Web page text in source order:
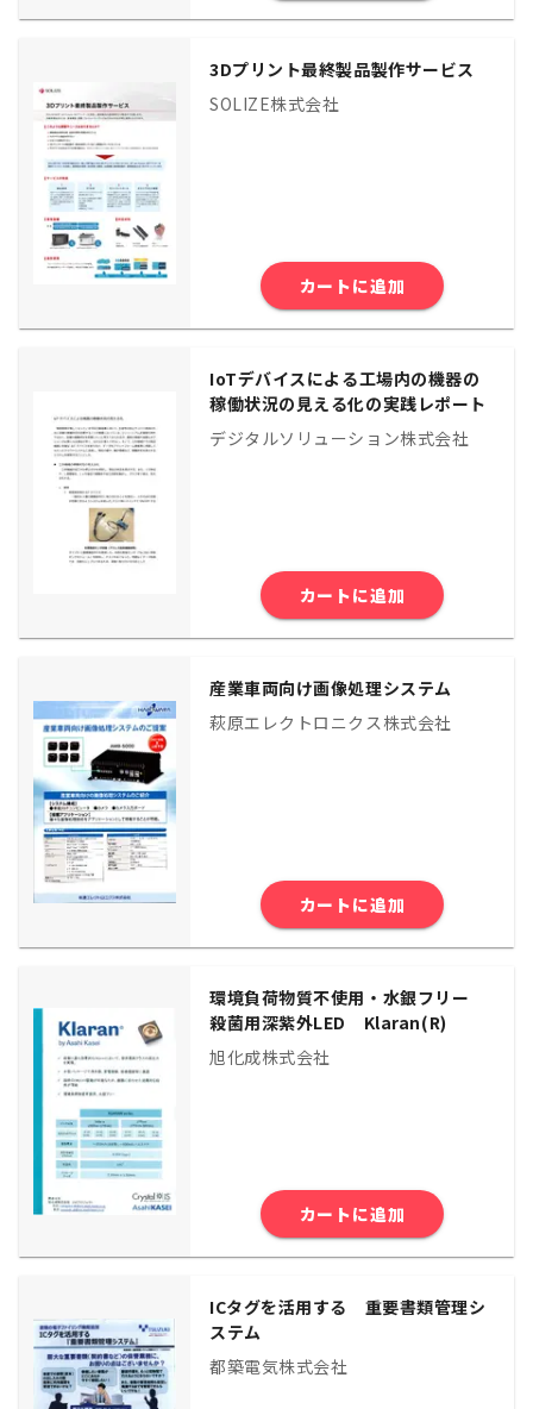
3Dプリント最終製品製作サービス
SOLIZE株式会社
カートに追加
IoTデバイスによる工場内の機器の
稼働状況の見える化の実践レポート
デジタルソリューション株式会社
カートに追加
産業車両向け画像処理システム
萩原エレクトロニクス株式会社
カートに追加
環境負荷物質不使用・水銀フリー
殺菌用深紫外LED Klaran(R)
旭化成株式会社
カートに追加
ICタグを活用する 重要書類管理シ
ステム
都築電気株式会社